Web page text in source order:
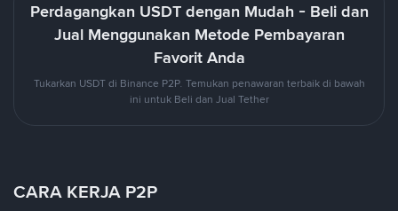
Perdagangkan USDT dengan Mudah - Beli dan
Jual Menggunakan Metode Pembayaran
Favorit Anda
Tukarkan USDT di Binance P2P. Temukan penawaran terbaik di bawah
ini untuk Beli dan Jual Tether
CARA KERJA P2P